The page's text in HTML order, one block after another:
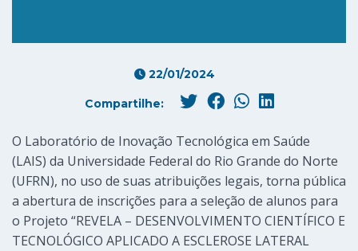
22/01/2024
Compartilhe:
O Laboratório de Inovação Tecnológica em Saúde
(LAIS) da Universidade Federal do Rio Grande do Norte
(UFRN), no uso de suas atribuições legais, torna pública
a abertura de inscrições para a seleção de alunos para
o Projeto “REVELA – DESENVOLVIMENTO CIENTÍFICO E
TECNOLÓGICO APLICADO A ESCLEROSE LATERAL